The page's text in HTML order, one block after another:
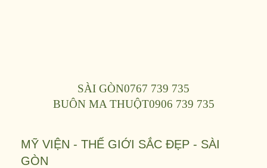
SÀI GÒN0767 739 735
BUÔN MA THUỘT0906 739 735
MỸ VIỆN - THẾ GIỚI SẮC ĐẸP - SÀI
GÒN